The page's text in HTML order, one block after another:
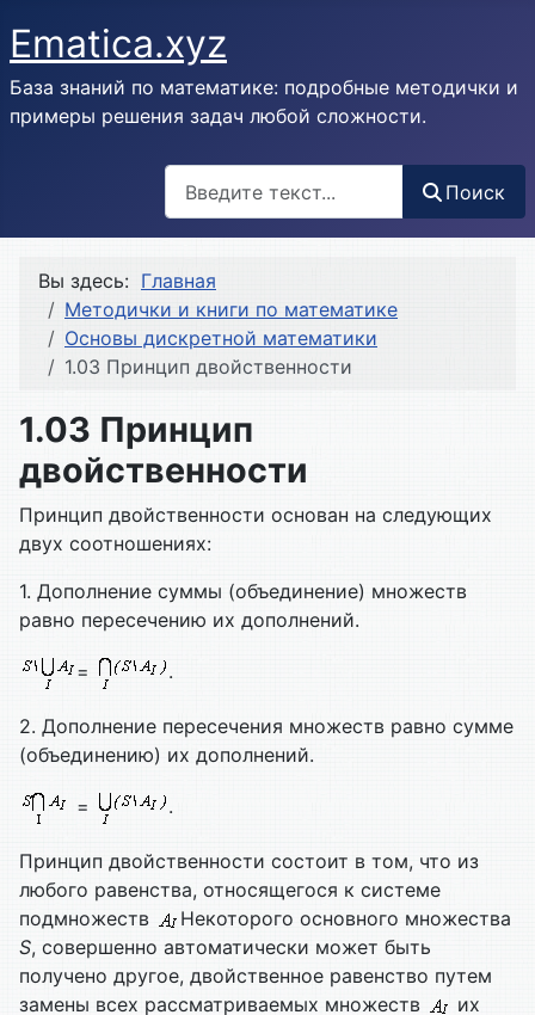
Ematica.xyz
База знаний по математике: подробные методички и
примеры решения задач любой сложности.
Поиск
Вы здесь: Главная
Методички и книги по математике
Основы дискретной математики
1.03 Принцип двойственности
1.03 Принцип
двойственности
Принцип двойственности основан на следующих
двух соотно­шениях:
1. Дополнение суммы (объединение) множеств
равно пересече­нию их дополнений.
= .
2. Дополнение пересечения множеств равно сумме
(объединению) их дополнений.
= .
Принцип двойственности состоит в том, что из
любого ра­венства, относящегося к системе
подмножеств
Некоторого основно­го множества
S, совершенно автоматически может быть
получено другое, двойственное равенство путем
замены всех рассматриваемых множеств
их